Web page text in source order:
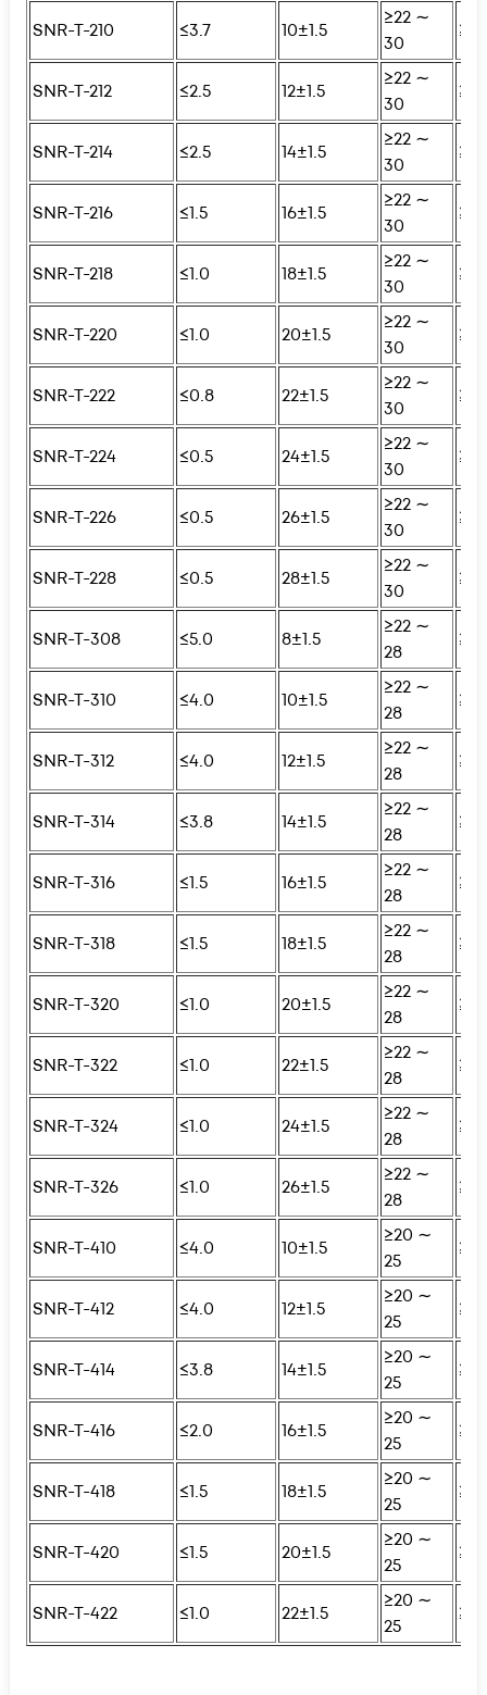
SNR-T-210 ≤3.7 10±1.5
≥22 ∼
30
SNR-T-212 ≤2.5 12±1.5
≥22 ∼
30
SNR-T-214 ≤2.5 14±1.5
≥22 ∼
30
SNR-T-216 ≤1.5 16±1.5
≥22 ∼
30
SNR-T-218 ≤1.0 18±1.5
≥22 ∼
30
SNR-T-220 ≤1.0 20±1.5
≥22 ∼
30
SNR-T-222 ≤0.8 22±1.5
≥22 ∼
30
SNR-T-224 ≤0.5 24±1.5
≥22 ∼
30
SNR-T-226 ≤0.5 26±1.5
≥22 ∼
30
SNR-T-228 ≤0.5 28±1.5
≥22 ∼
30
SNR-T-308 ≤5.0 8±1.5
≥22 ∼
28
SNR-T-310 ≤4.0 10±1.5
≥22 ∼
28
SNR-T-312 ≤4.0 12±1.5
≥22 ∼
28
SNR-T-314 ≤3.8 14±1.5
≥22 ∼
28
SNR-T-316 ≤1.5 16±1.5
≥22 ∼
28
SNR-T-318 ≤1.5 18±1.5
≥22 ∼
28
SNR-T-320 ≤1.0 20±1.5
≥22 ∼
28
SNR-T-322 ≤1.0 22±1.5
≥22 ∼
28
SNR-T-324 ≤1.0 24±1.5
≥22 ∼
28
SNR-T-326 ≤1.0 26±1.5
≥22 ∼
28
SNR-T-410 ≤4.0 10±1.5
≥20 ∼
25
SNR-T-412 ≤4.0 12±1.5
≥20 ∼
25
SNR-T-414 ≤3.8 14±1.5
≥20 ∼
25
SNR-T-416 ≤2.0 16±1.5
≥20 ∼
25
SNR-T-418 ≤1.5 18±1.5
≥20 ∼
25
SNR-T-420 ≤1.5 20±1.5
≥20 ∼
25
SNR-T-422 ≤1.0 22±1.5
≥20 ∼
25